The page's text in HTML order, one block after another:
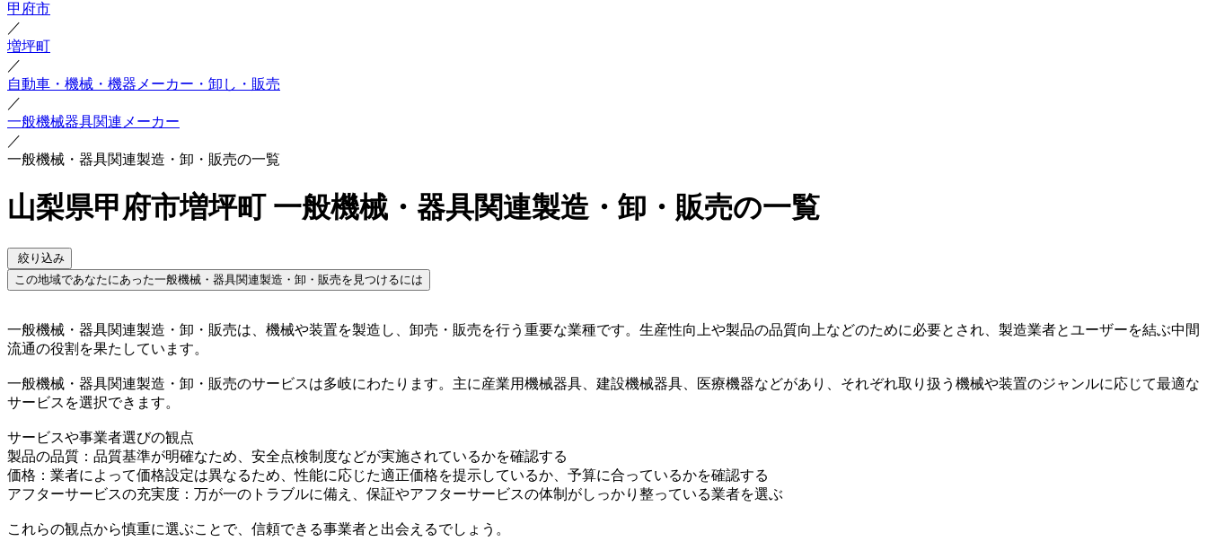
甲府市
／
増坪町
／
自動車・機械・機器メーカー・卸し・販売
／
一般機械器具関連メーカー
／
一般機械・器具関連製造・卸・販売の一覧
山梨県甲府市増坪町 一般機械・器具関連製造・卸・販売の一覧
絞り込み
この地域であなたにあった一般機械・器具関連製造・卸・販売を見つけるには
一般機械・器具関連製造・卸・販売は、機械や装置を製造し、卸売・販売を行う重要な業種です。生産性向上や製品の品質向上などのために必要とされ、製造業者とユーザーを結ぶ中間
流通の役割を果たしています。
一般機械・器具関連製造・卸・販売のサービスは多岐にわたります。主に産業用機械器具、建設機械器具、医療機器などがあり、それぞれ取り扱う機械や装置のジャンルに応じて最適な
サービスを選択できます。
サービスや事業者選びの観点
製品の品質：品質基準が明確なため、安全点検制度などが実施されているかを確認する
価格：業者によって価格設定は異なるため、性能に応じた適正価格を提示しているか、予算に合っているかを確認する
アフターサービスの充実度：万が一のトラブルに備え、保証やアフターサービスの体制がしっかり整っている業者を選ぶ
これらの観点から慎重に選ぶことで、信頼できる事業者と出会えるでしょう。